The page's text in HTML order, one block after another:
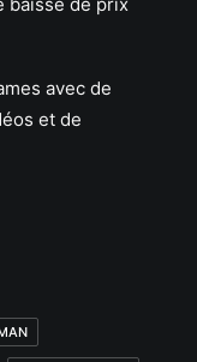
avec de
et de